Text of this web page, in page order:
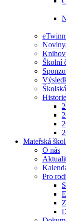
Školní
Mateřská
O nás
Pro